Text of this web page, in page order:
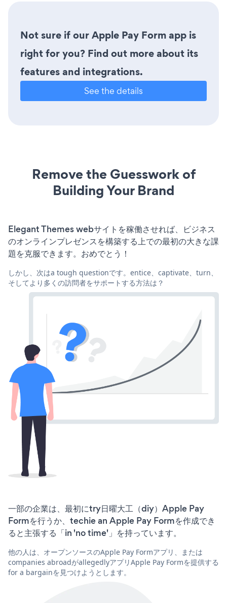
Not sure if our Apple Pay Form app is
right for you? Find out more about its
features and integrations.
See the details
Remove the Guesswork of
Building Your Brand
Elegant Themes webサイトを稼働させれば、ビジネス
のオンラインプレゼンスを構築する上での最初の大きな課
題を克服できます。おめでとう！
しかし、次はa tough questionです。entice、captivate、turn、
そしてより多くの訪問者をサポートする方法は？
一部の企業は、最初にtry日曜大工（diy）Apple Pay
Formを行うか、techie an Apple Pay Formを作成でき
ると主張する「in 'no time'」を持っています。
他の人は、オープンソースのApple Pay Formアプリ、または
companies abroadがallegedlyアプリApple Pay Formを提供する
for a bargainを見つけようとします。